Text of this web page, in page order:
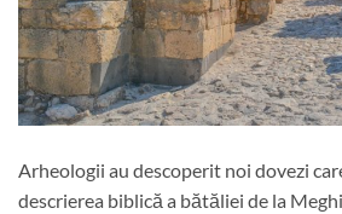
Arheologii au descoperit noi dovezi
descrierea biblică a bătăliei de la